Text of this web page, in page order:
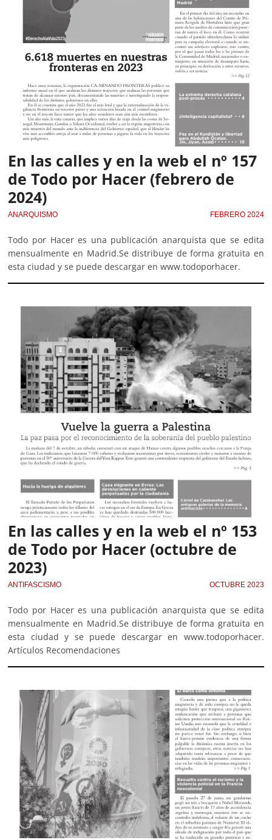
En las calles y en la web el nº 157
de Todo por Hacer (febrero de
2024)
ANARQUISMO FEBRERO 2024
Todo por Hacer es una publicación anarquista que se edita
mensualmente en Madrid.Se distribuye de forma gratuita en
esta ciudad y se puede descargar en www.todoporhacer.
En las calles y en la web el nº 153
de Todo por Hacer (octubre de
2023)
ANTIFASCISMO OCTUBRE 2023
Todo por Hacer es una publicación anarquista que se edita
mensualmente en Madrid.Se distribuye de forma gratuita en
esta ciudad y se puede descargar en www.todoporhacer.
Artículos Recomendaciones